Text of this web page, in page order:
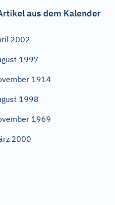
aus dem Kalender
2002
1997
1914
1998
1969
2000